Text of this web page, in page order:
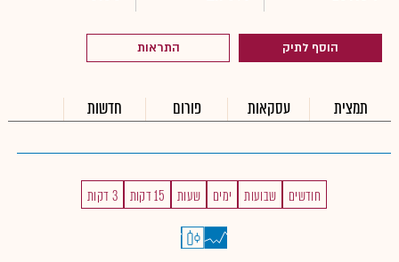
הוסף לתיק התראות
תמצית עסקאות פורום חדשות
חודשים שבועות ימים שעות 15 דקות 3 דקות